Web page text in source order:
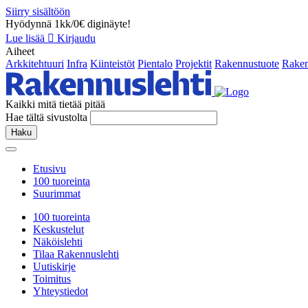
Siirry sisältöön
Hyödynnä 1kk/0€ diginäyte!
Lue lisää
Kirjaudu
Aiheet
Arkkitehtuuri Infra Kiinteistöt Pientalo Projektit Rakennustuote
Kaikki mitä tietää pitää
Hae tältä sivustolta
Haku
Etusivu
100 tuoreinta
Suurimmat
100 tuoreinta
Keskustelut
Näköislehti
Tilaa Rakennuslehti
Uutiskirje
Toimitus
Yhteystiedot